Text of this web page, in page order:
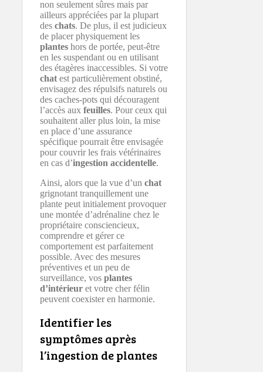
non seulement sûres mais par
ailleurs appréciées par la plupart
des chats. De plus, il est judicieux
de placer physiquement les
plantes hors de portée, peut-être
en les suspendant ou en utilisant
des étagères inaccessibles. Si votre
chat est particulièrement obstiné,
envisagez des répulsifs naturels ou
des caches-pots qui découragent
l’accès aux feuilles. Pour ceux qui
souhaitent aller plus loin, la mise
en place d’une assurance
spécifique pourrait être envisagée
pour couvrir les frais vétérinaires
en cas d’ingestion accidentelle.
Ainsi, alors que la vue d’un chat
grignotant tranquillement une
plante peut initialement provoquer
une montée d’adrénaline chez le
propriétaire consciencieux,
comprendre et gérer ce
comportement est parfaitement
possible. Avec des mesures
préventives et un peu de
surveillance, vos plantes
d’intérieur et votre cher félin
peuvent coexister en harmonie.
Identifier les
symptômes après
l’ingestion de plantes